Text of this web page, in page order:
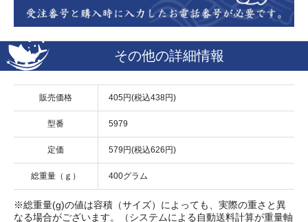
その他の詳細情報
販売価格 405円(税込438円)
型番 5979
定価 579円(税込626円)
総重量（ｇ） 400グラム
※総重量(g)の値は容積（サイズ）によっても、実際の重さと異
なる場合がございます。（システムによる自動送料計算が重量軸